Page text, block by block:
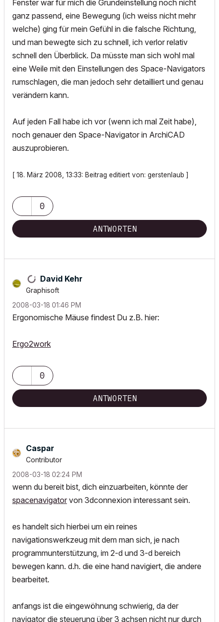
Fenster war für mich die Grundeinstellung noch nicht
ganz passend, eine Bewegung (ich weiss nicht mehr
welche) ging für mein Gefühl in die falsche Richtung,
und man bewegte sich zu schnell, ich verlor relativ
schnell den Überblick. Da müsste man sich wohl mal
eine Weile mit den Einstellungen des Space-Navigators
rumschlagen, die man jedoch sehr detailliert und genau
verändern kann.
Auf jeden Fall habe ich vor (wenn ich mal Zeit habe),
noch genauer den Space-Navigator in ArchiCAD
auszuprobieren.
[ 18. März 2008, 13:33: Beitrag editiert von: gerstenlaub ]
0
ANTWORTEN
David Kehr
Graphisoft
‎2008-03-18 01:46 PM
Ergonomische Mäuse findest Du z.B. hier:
Ergo2work
0
ANTWORTEN
Caspar
Contributor
‎2008-03-18 02:24 PM
wenn du bereit bist, dich einzuarbeiten, könnte der
spacenavigator von 3dconnexion interessant sein.
es handelt sich hierbei um ein reines
navigationswerkzeug mit dem man sich, je nach
programmunterstützung, im 2-d und 3-d bereich
bewegen kann. d.h. die eine hand navigiert, die andere
bearbeitet.
anfangs ist die eingewöhnung schwierig, da der
navigator die steuerung über 3 achsen nicht nur durch